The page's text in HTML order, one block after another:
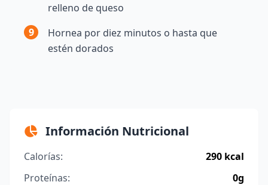
relleno de queso
9
Hornea por diez minutos o hasta que
estén dorados
Información Nutricional
Calorías:
290 kcal
Proteínas:
0g